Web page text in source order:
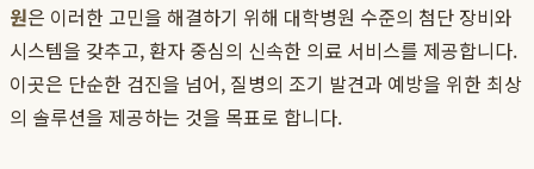
원은 이러한 고민을 해결하기 위해 대학병원 수준의 첨단 장비와
시스템을 갖추고, 환자 중심의 신속한 의료 서비스를 제공합니다.
이곳은 단순한 검진을 넘어, 질병의 조기 발견과 예방을 위한 최상
의 솔루션을 제공하는 것을 목표로 합니다.